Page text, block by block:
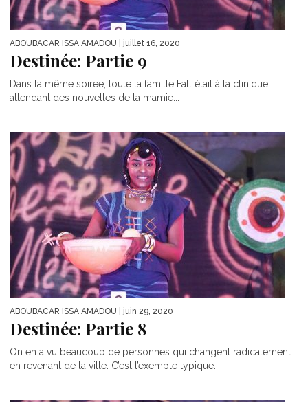
ABOUBACAR ISSA AMADOU | juillet 16, 2020
Destinée: Partie 9
Dans la même soirée, toute la famille Fall était à la clinique
attendant des nouvelles de la mamie...
ABOUBACAR ISSA AMADOU | juin 29, 2020
Destinée: Partie 8
On en a vu beaucoup de personnes qui changent radicalement
en revenant de la ville. C’est l’exemple typique...